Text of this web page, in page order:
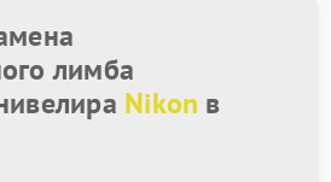
лимба
Nikon в